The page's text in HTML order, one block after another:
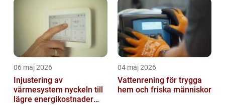
06 maj 2026
Injustering av
värmesystem nyckeln till
lägre energikostnader
04 maj 2026
Vattenrening för trygga
hem och friska människor